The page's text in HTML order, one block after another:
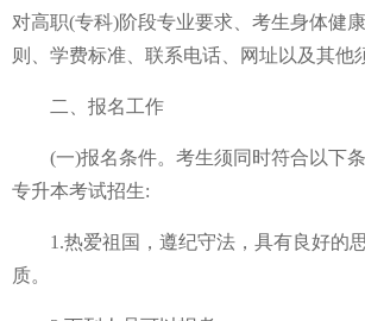
对高职(专科)阶段专业要求、考生身体健
则、学费标准、联系电话、网址以及其他
二、报名工作
(一)报名条件。考生须同时符合以下
专升本考试招生:
1.热爱祖国，遵纪守法，具有良好的
质。